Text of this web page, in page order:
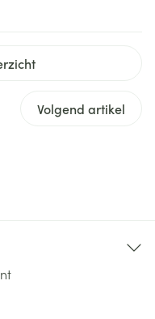
Volgend artikel